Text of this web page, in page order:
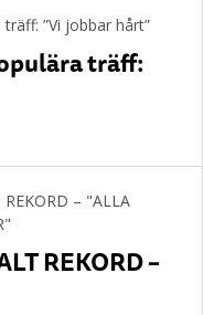
träff:
REKORD –